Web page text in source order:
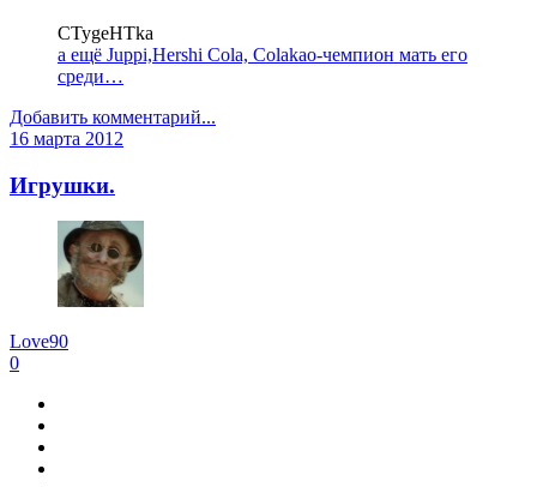
CTygeHTka
а ещё Juppi,Hershi Cola, Colakao-чемпион мать его
среди…
Добавить комментарий...
16 марта 2012
Игрушки.
Love90
0